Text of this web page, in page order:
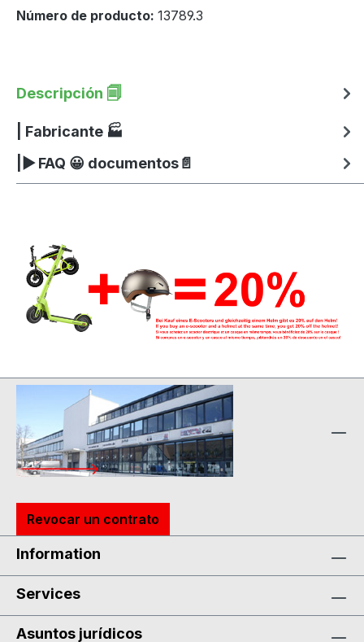
Número de producto: 13789.3
Descripción 🗐
| Fabricante 🏭
|▶ FAQ 😀 documentos📄
Revocar un contrato
Information
Services
Asuntos jurídicos